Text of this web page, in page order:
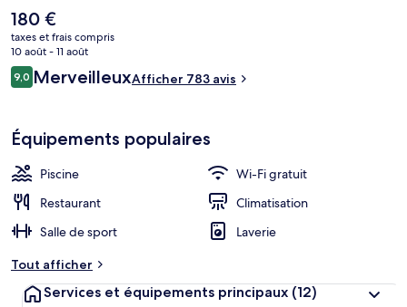
personnel attentionné.
Le
prix
actuel
est
de
180 €
taxes et frais compris
10 août - 11 août
Avis
voyageurs
9,09,0 sur 10
MerveilleuxAfficher 783 avis
Équipements populaires
Piscine
Wi-Fi gratuit
Restaurant
Climatisation
Salle de sport
Laverie
Tout afficher
Services et équipements principaux (12)